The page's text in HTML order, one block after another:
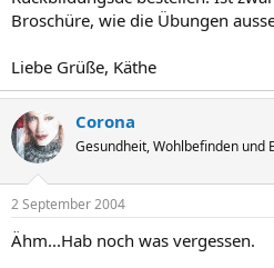
Broschüre, wie die Übungen
Liebe Grüße, Käthe
Corona
Gesundheit, Wohlbefinden und
2 September 2004
Ähm...Hab noch was vergessen.